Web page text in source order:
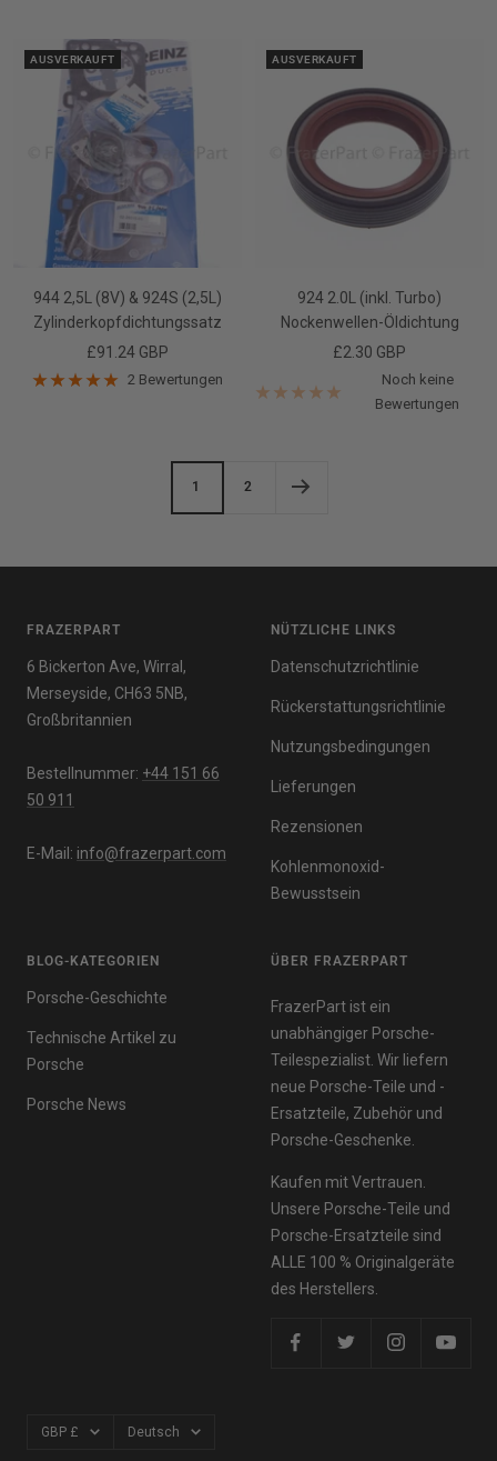
AUSVERKAUFT
944 2,5L (8V) & 924S (2,5L)
Zylinderkopfdichtungssatz
Angebotspreis
£91.24 GBP
2 Bewertungen
AUSVERKAUFT
924 2.0L (inkl. Turbo)
Nockenwellen-Öldichtung
Angebotspreis
£2.30 GBP
Noch keine
Bewertungen
1 2
FRAZERPART
6 Bickerton Ave, Wirral,
Merseyside, CH63 5NB,
Großbritannien
Bestellnummer: +44 151 66
50 911
E-Mail: info@frazerpart.com
NÜTZLICHE LINKS
Datenschutzrichtlinie
Rückerstattungsrichtlinie
Nutzungsbedingungen
Lieferungen
Rezensionen
Kohlenmonoxid-
Bewusstsein
BLOG-KATEGORIEN
Porsche-Geschichte
Technische Artikel zu
Porsche
Porsche News
ÜBER FRAZERPART
FrazerPart ist ein
unabhängiger Porsche-
Teilespezialist. Wir liefern
neue Porsche-Teile und -
Ersatzteile, Zubehör und
Porsche-Geschenke.
Kaufen mit Vertrauen.
Unsere Porsche-Teile und
Porsche-Ersatzteile sind
ALLE 100 % Originalgeräte
des Herstellers.
Währung
GBP £ Sprache
Deutsch